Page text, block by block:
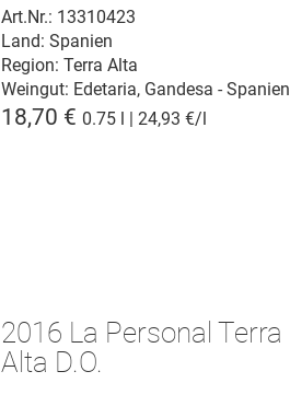
Art.Nr.: 13310423
Weingut: Edetaria, Gandesa - Spanien
Region: Terra Alta
Land: Spanien
18,70 € 0.75 l | 24,93 €/l
2016 La Personal Terra
Alta D.O.